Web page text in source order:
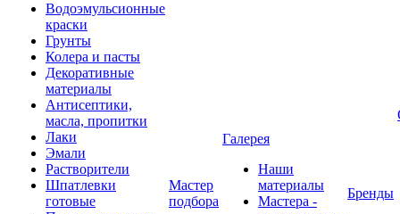
Водоэмульсионные
краски
Грунты
Колера и пасты
Декоративные
материалы
Антисептики,
масла, пропитки
Лаки
Эмали
Растворители
Шпатлевки
готовые
Мастер
подбора
Галерея
Наши
материалы
Мастера -
Бренды